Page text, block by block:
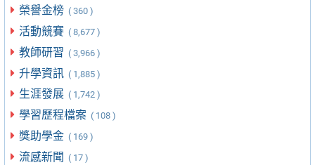
榮譽金榜 ( 360 )
活動競賽 ( 8,677 )
教師研習 ( 3,966 )
升學資訊 ( 1,885 )
生涯發展 ( 1,742 )
學習歷程檔案 ( 108 )
獎助學金 ( 169 )
流感新聞 ( 17 )